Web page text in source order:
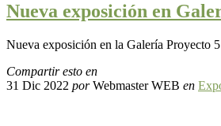
Nueva exposición en
Nueva exposición en la Galería Proyecto
Compartir esto en
31 Dic 2022 porWebmaster WEB en